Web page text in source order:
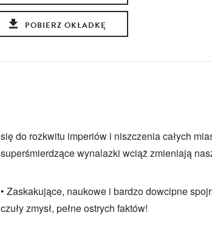
POBIERZ OKŁADKĘ
się do rozkwitu imperiów i niszczenia całych
superśmierdzące wynalazki wciąż zmieniają
• Zaskakujące, naukowe i bardzo dowcipne
czuły zmysł, pełne ostrych faktów!